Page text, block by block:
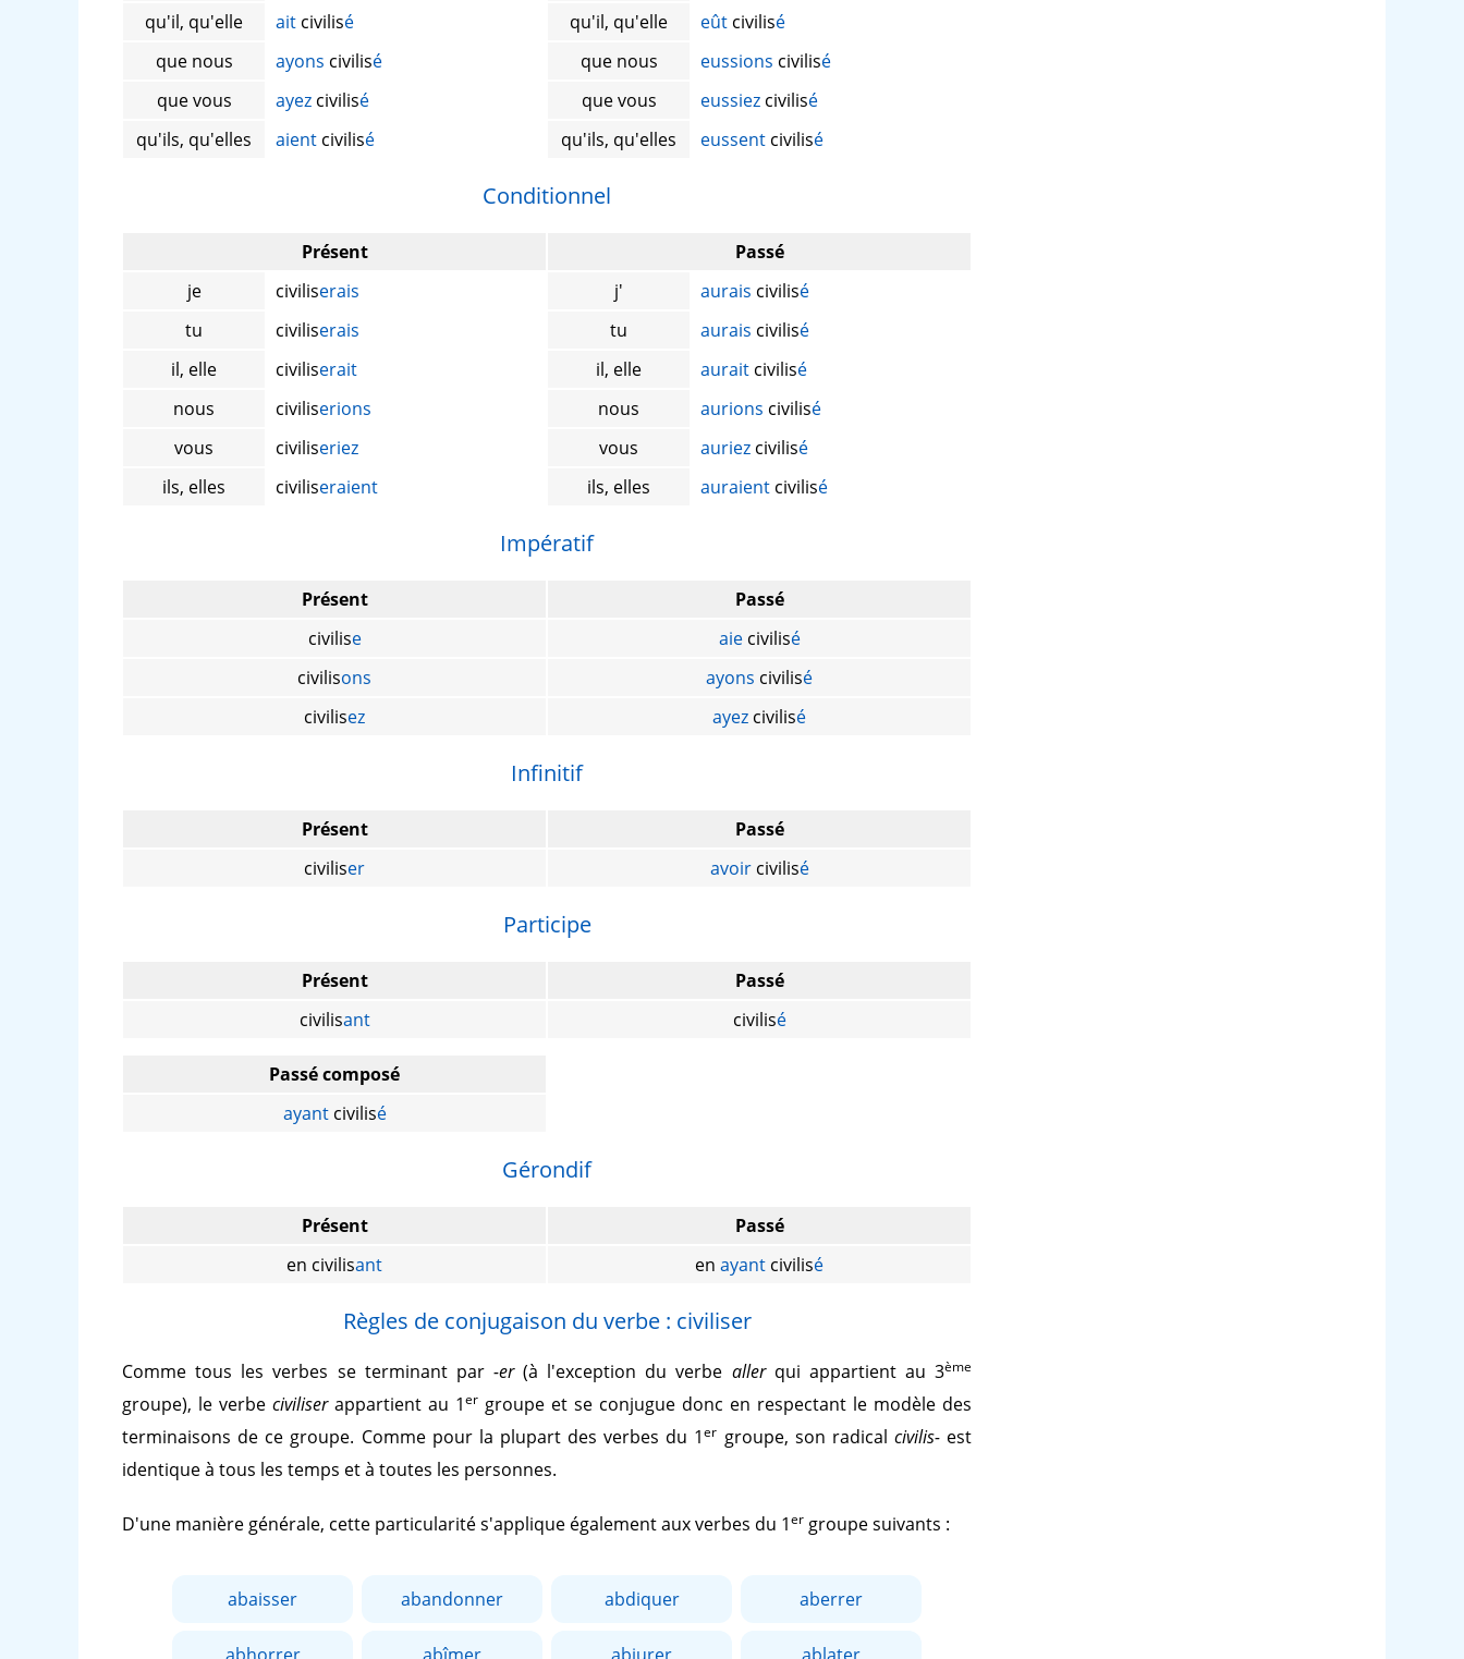
qu'il, qu'elle
ait civilisé
que nous
ayons civilisé
que vous
ayez civilisé
qu'ils, qu'elles
aient civilisé
qu'il, qu'elle
eût civilisé
que nous
eussions civilisé
que vous
eussiez civilisé
qu'ils, qu'elles
eussent civilisé
Conditionnel
Présent
je
civiliserais
tu
civiliserais
il, elle
civiliserait
nous
civiliserions
vous
civiliseriez
ils, elles
civiliseraient
Passé
j'
aurais civilisé
tu
aurais civilisé
il, elle
aurait civilisé
nous
aurions civilisé
vous
auriez civilisé
ils, elles
auraient civilisé
Impératif
Présent
civilise
civilisons
civilisez
Passé
aiecivilisé
ayons civilisé
ayez civilisé
Infinitif
Présent
civiliser
Passé
avoircivilisé
Participe
Présent
civilisant
Passé
civilisé
Passé composé
ayantcivilisé
Gérondif
Présent
en civilisant
Passé
en ayant civilisé
Règles de conjugaison du verbe : civiliser
Comme tous les verbes se terminant par -er(à l'exception du verbe allerqui appartient au 3ème
groupe), le verbe civiliserappartient au 1er groupe et se conjugue donc en respectant le modèle des
terminaisons de ce groupe. Comme pour la plupart des verbes du 1er groupe, son radical civilis-est
identique à tous les temps et à toutes les personnes.
D'une manière générale, cette particularité s'applique également aux verbes du 1er groupe suivants :
abaisser abandonner abdiquer aberrer